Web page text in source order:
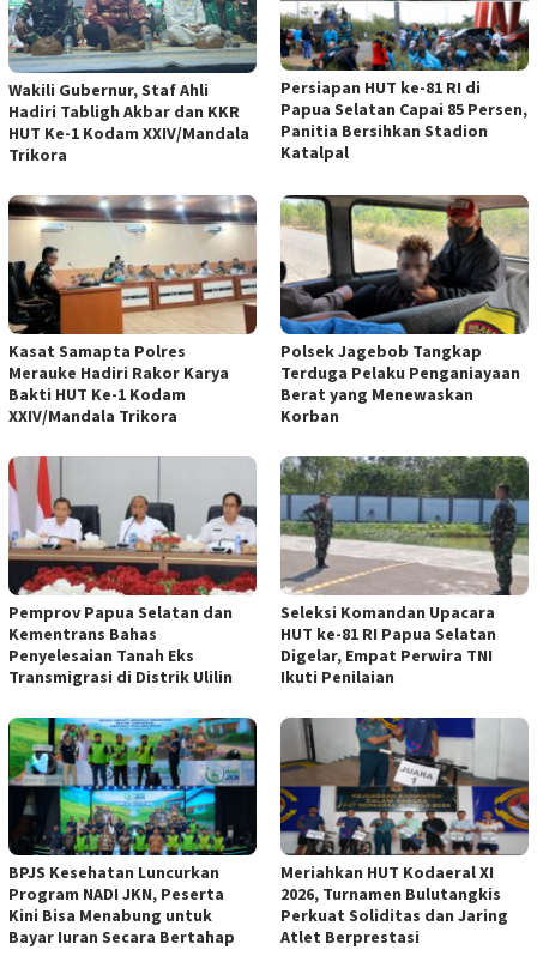
Wakili Gubernur, Staf Ahli
Hadiri Tabligh Akbar dan KKR
HUT Ke-1 Kodam XXIV/Mandala
Trikora
Persiapan HUT ke-81 RI di
Papua Selatan Capai 85 Persen,
Panitia Bersihkan Stadion
Katalpal
Kasat Samapta Polres
Merauke Hadiri Rakor Karya
Bakti HUT Ke-1 Kodam
XXIV/Mandala Trikora
Polsek Jagebob Tangkap
Terduga Pelaku Penganiayaan
Berat yang Menewaskan
Korban
Pemprov Papua Selatan dan
Kementrans Bahas
Penyelesaian Tanah Eks
Transmigrasi di Distrik Ulilin
Seleksi Komandan Upacara
HUT ke-81 RI Papua Selatan
Digelar, Empat Perwira TNI
Ikuti Penilaian
BPJS Kesehatan Luncurkan
Program NADI JKN, Peserta
Kini Bisa Menabung untuk
Bayar Iuran Secara Bertahap
Meriahkan HUT Kodaeral XI
2026, Turnamen Bulutangkis
Perkuat Soliditas dan Jaring
Atlet Berprestasi